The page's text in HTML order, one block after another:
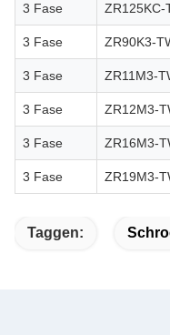
3 Fase ZR125KC-
3 Fase ZR90K3-
3 Fase ZR11M3-
3 Fase ZR12M3-
3 Fase ZR16M3-
3 Fase ZR19M3-
Taggen: